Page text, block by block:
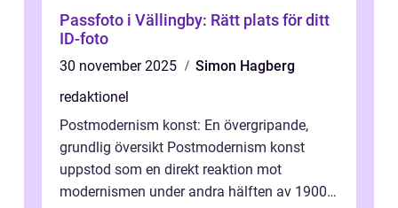
Passfoto i Vällingby: Rätt plats för ditt
ID-foto
30 november 2025
Simon Hagberg
redaktionel
Postmodernism konst: En övergripande,
grundlig översikt Postmodernism konst
uppstod som en direkt reaktion mot
modernismen under andra hälften av 1900-